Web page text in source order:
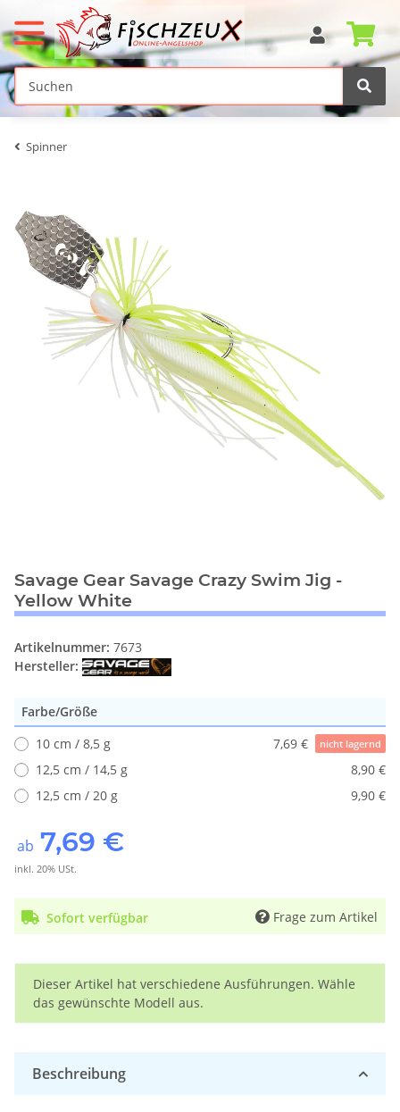
Spinner
Savage Gear Savage Crazy Swim Jig -
Yellow White
Artikelnummer: 7673
Hersteller:
Farbe/Größe
10 cm / 8,5 g
7,69 € nicht lagernd
12,5 cm / 14,5 g
8,90 €
12,5 cm / 20 g
9,90 €
ab 7,69 €
inkl. 20% USt.
Sofort verfügbar Frage zum Artikel
x
Dieser Artikel hat verschiedene Ausführungen. Wähle
das gewünschte Modell aus.
Beschreibung